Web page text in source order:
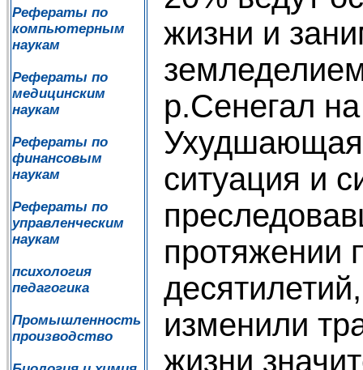
Рефераты по
компьютерным
наукам
Рефераты по
медицинским
наукам
Рефераты по
финансовым
наукам
Рефераты по
управленческим
наукам
психология
педагогика
Промышленность
производство
жизни и
р.Сенегал
ситуация и
протяжении
изменили
жизни